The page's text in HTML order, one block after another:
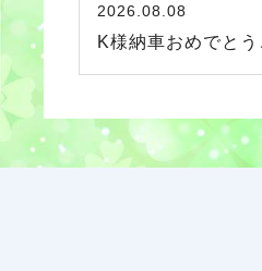
2026.08.08
K様納車おめでとう